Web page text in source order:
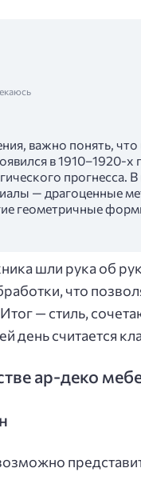
важно понять, что
в 1910–1920-х
прогнесса. В
— драгоценные
геометричные
шли рука об
что
— стиль,
день считается
ар-деко